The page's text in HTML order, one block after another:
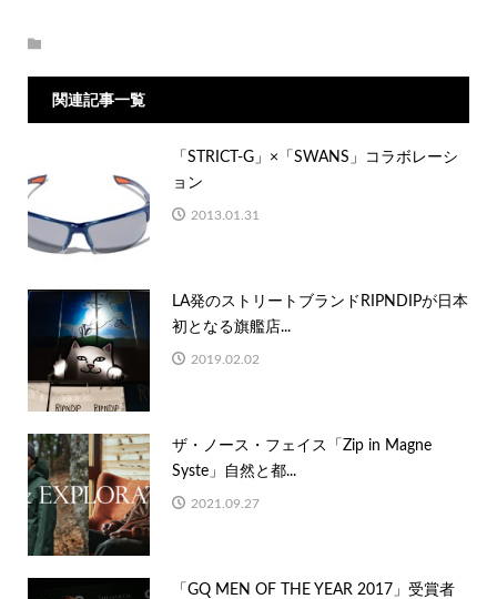
関連記事一覧
「STRICT-G」×「SWANS」コラボレーシ
ョン
2013.01.31
LA発のストリートブランドRIPNDIPが日本
初となる旗艦店...
2019.02.02
ザ・ノース・フェイス「Zip in Magne
Syste」自然と都...
2021.09.27
「GQ MEN OF THE YEAR 2017」受賞者